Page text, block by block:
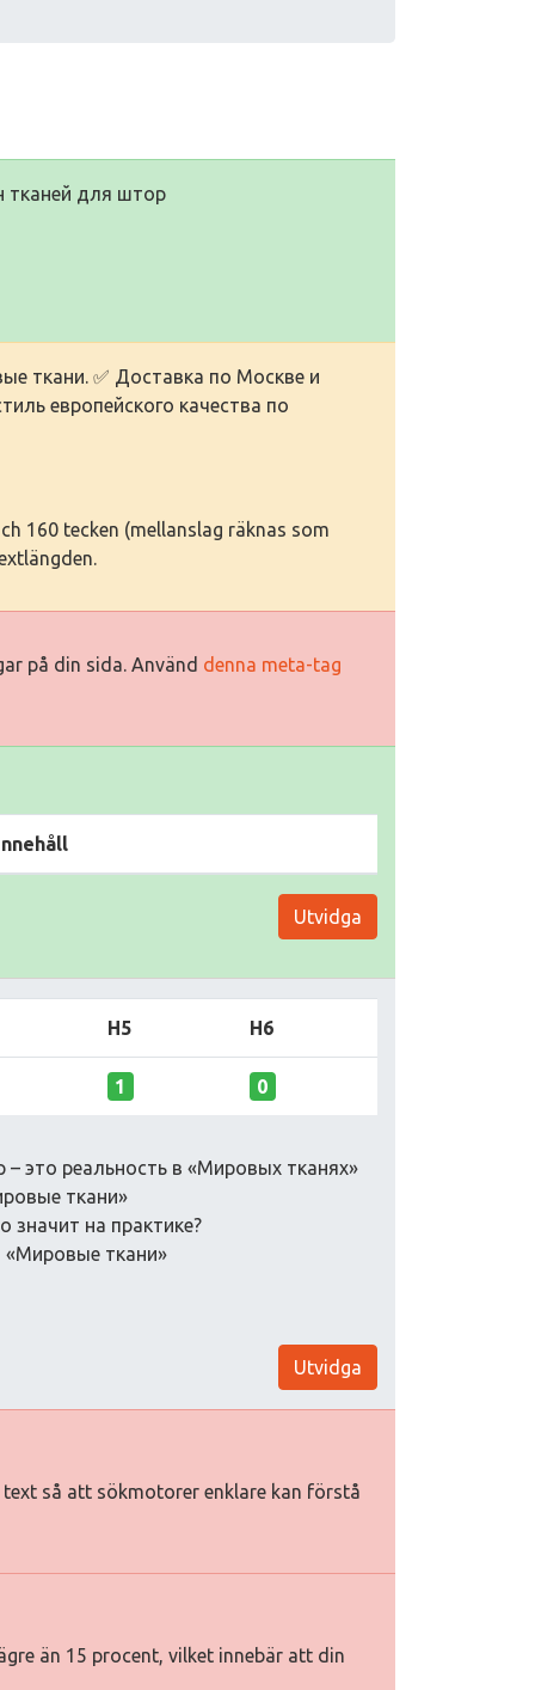
тканей для штор
ткани. ✅ Доставка по Москве и
европейского качества по
160 tecken (mellanslag räknas som
på din sida. Använd denna meta-tag
Utvidga
H5 H6
1 0
это реальность в «Мировых тканях»
ткани»
значит на практике?
«Мировые ткани»
Utvidga
så att sökmotorer enklare kan förstå
än 15 procent, vilket innebär att din